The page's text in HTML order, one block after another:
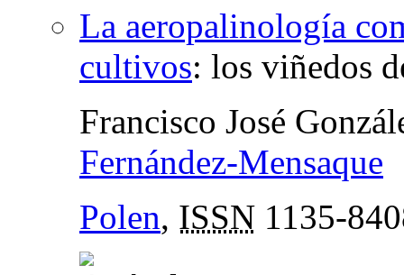
La aeropalinología
cultivos: los viñedos
Francisco José
Fernández-Mensaque
Polen, ISSN 1135-